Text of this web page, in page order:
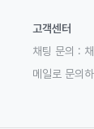
고객센터
채팅 문의 :
메일로 문의